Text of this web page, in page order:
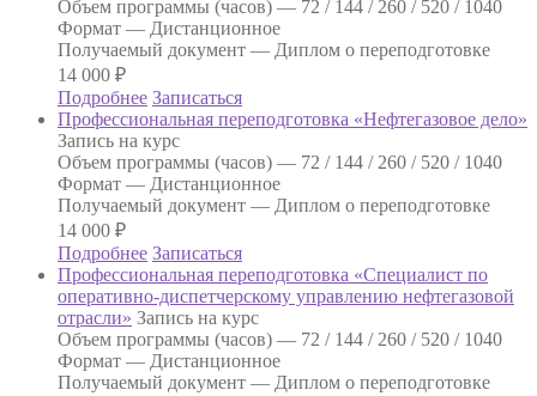
Объем программы (часов) — 72 / 144 / 260 / 520 / 1040
Формат — Дистанционное
Получаемый документ — Диплом о переподготовке
14 000 ₽
Подробнее Записаться
Профессиональная переподготовка «Нефтегазовое дело»
Запись на курс
Объем программы (часов) — 72 / 144 / 260 / 520 / 1040
Формат — Дистанционное
Получаемый документ — Диплом о переподготовке
14 000 ₽
Подробнее Записаться
Профессиональная переподготовка «Специалист по
оперативно-диспетчерскому управлению нефтегазовой
отрасли» Запись на курс
Объем программы (часов) — 72 / 144 / 260 / 520 / 1040
Формат — Дистанционное
Получаемый документ — Диплом о переподготовке